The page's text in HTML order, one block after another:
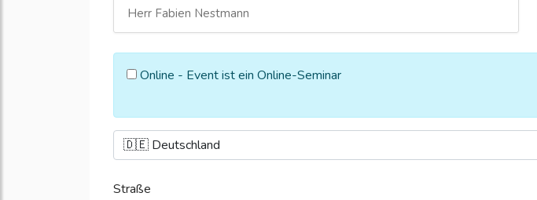
Online - Event ist ein Online-Seminar
Straße